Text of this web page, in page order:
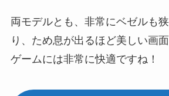
両モデルとも、非常にベゼルも
り、ため息が出るほど美しい画面
ゲームには非常に快適ですね！